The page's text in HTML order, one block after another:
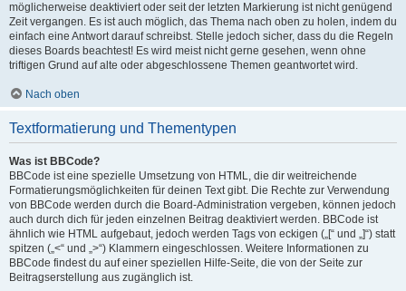
möglicherweise deaktiviert oder seit der letzten Markierung ist nicht genügend
Zeit vergangen. Es ist auch möglich, das Thema nach oben zu holen, indem du
einfach eine Antwort darauf schreibst. Stelle jedoch sicher, dass du die Regeln
dieses Boards beachtest! Es wird meist nicht gerne gesehen, wenn ohne
triftigen Grund auf alte oder abgeschlossene Themen geantwortet wird.
Nach oben
Textformatierung und Thementypen
Was ist BBCode?
BBCode ist eine spezielle Umsetzung von HTML, die dir weitreichende
Formatierungsmöglichkeiten für deinen Text gibt. Die Rechte zur Verwendung
von BBCode werden durch die Board-Administration vergeben, können jedoch
auch durch dich für jeden einzelnen Beitrag deaktiviert werden. BBCode ist
ähnlich wie HTML aufgebaut, jedoch werden Tags von eckigen („[“ und „]“) statt
spitzen („<“ und „>“) Klammern eingeschlossen. Weitere Informationen zu
BBCode findest du auf einer speziellen Hilfe-Seite, die von der Seite zur
Beitragserstellung aus zugänglich ist.